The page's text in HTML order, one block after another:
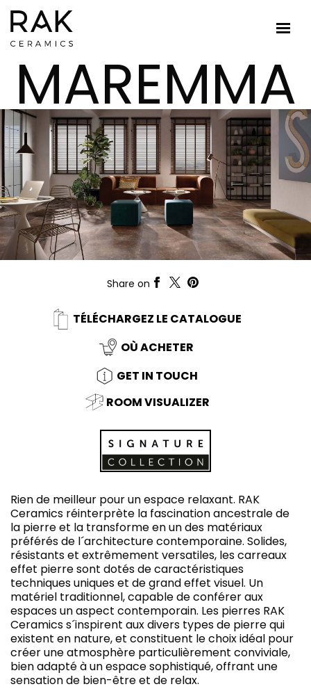
MAREMMA
Share on
TÉLÉCHARGEZ LE CATALOGUE
OÙ ACHETER
GET IN TOUCH
ROOM VISUALIZER
Rien de meilleur pour un espace relaxant. RAK
Ceramics réinterprète la fascination ancestrale de
la pierre et la transforme en un des matériaux
préférés de l´architecture contemporaine. Solides,
résistants et extrêmement versatiles, les carreaux
effet pierre sont dotés de caractéristiques
techniques uniques et de grand effet visuel. Un
matériel traditionnel, capable de conférer aux
espaces un aspect contemporain. Les pierres RAK
Ceramics s´inspirent aux divers types de pierre qui
existent en nature, et constituent le choix idéal pour
créer une atmosphère particulièrement conviviale,
bien adapté à un espace sophistiqué, offrant une
sensation de bien-être et de relax.